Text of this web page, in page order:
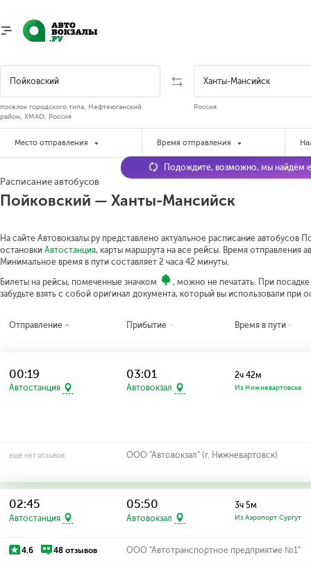
поселок городского типа, Нефтеюганский
район, ХМАО, Россия
Россия
Место отправления Время отправления
Расписание автобусов
Пойковский — Ханты-Мансийск
На сайте Автовокзалы.ру представлено актуальное расписание автобусов
остановки Автостанция, карты маршрута на все рейсы. Время отправления
Минимальное время в пути составляет 2 часа 42 минуты.
Билеты на рейсы, помеченные значком
, можно не печатать. При
забудьте взять с собой оригинал документа, который вы использовали при
Подождите, возможно, мы найдём
Отправление Прибытие Время в пути
00:19
Автостанция
03:01
Автовокзал
2ч 42м
Из Нижневартовска
ещё нет отзывов ООО "Автовокзал" (г. Нижневартовск)
02:45
Автостанция
05:50
Автовокзал
3ч 5м
Из Аэропорт Сургут
4.6 48 отзывов ООО "Автотранспортное предприятие №1"